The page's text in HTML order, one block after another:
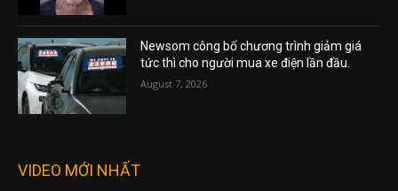
Newsom công bố chương trình giảm giá
tức thì cho người mua xe điện lần đầu.
August 7, 2026
VIDEO MỚI NHẤT